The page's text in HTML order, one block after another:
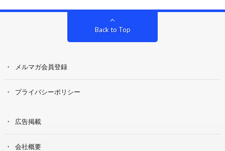
Back to Top
メルマガ会員登録
プライバシーポリシー
広告掲載
会社概要